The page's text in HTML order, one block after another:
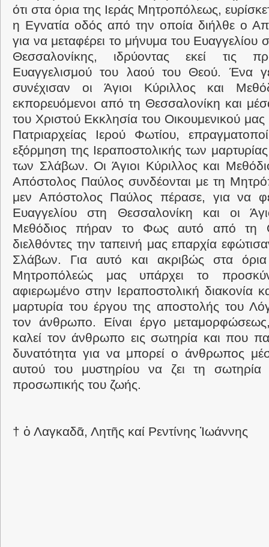
ότι στα όρια της Ιεράς Μητροπόλεως,
η Εγνατία οδός από την οποία διήλθε ο
για να μεταφέρει το μήνυμα του Ευαγγελίου
Θεσσαλονίκης, ιδρύοντας εκεί τις
Ευαγγελισμού του λαού του Θεού. Ένα
συνέχισαν οι Άγιοι Κύριλλος και
εκπορευόμενοι από τη Θεσσαλονίκη και
του Χριστού Εκκλησία του Οικουμενικού μας
Πατριαρχείας Ιερού Φωτίου,
εξόρμηση της Ιεραποστολικής των
των Σλάβων. Οι Άγιοι Κύριλλος και
Απόστολος Παύλος συνδέονται με τη
μεν Απόστολος Παύλος πέρασε, για να
Ευαγγελίου στη Θεσσαλονίκη και οι
Μεθόδιος πήραν το Φως αυτό από τη
διελθόντες την ταπεινή μας επαρχία
Σλάβων. Για αυτό και ακριβώς στα
Μητροπόλεώς μας υπάρχει το
αφιερωμένο στην Ιεραποστολική διακονία
μαρτυρία του έργου της αποστολής του
τον άνθρωπο. Είναι έργο
καλεί τον άνθρωπο εις σωτηρία και που
δυνατότητα για να μπορεί ο άνθρωπος
αυτού του μυστηρίου να ζει τη
προσωπικής του ζωής.
† ὁ Λαγκαδᾶ, Λητῆς καί Ρεντίνης Ἰωάννης